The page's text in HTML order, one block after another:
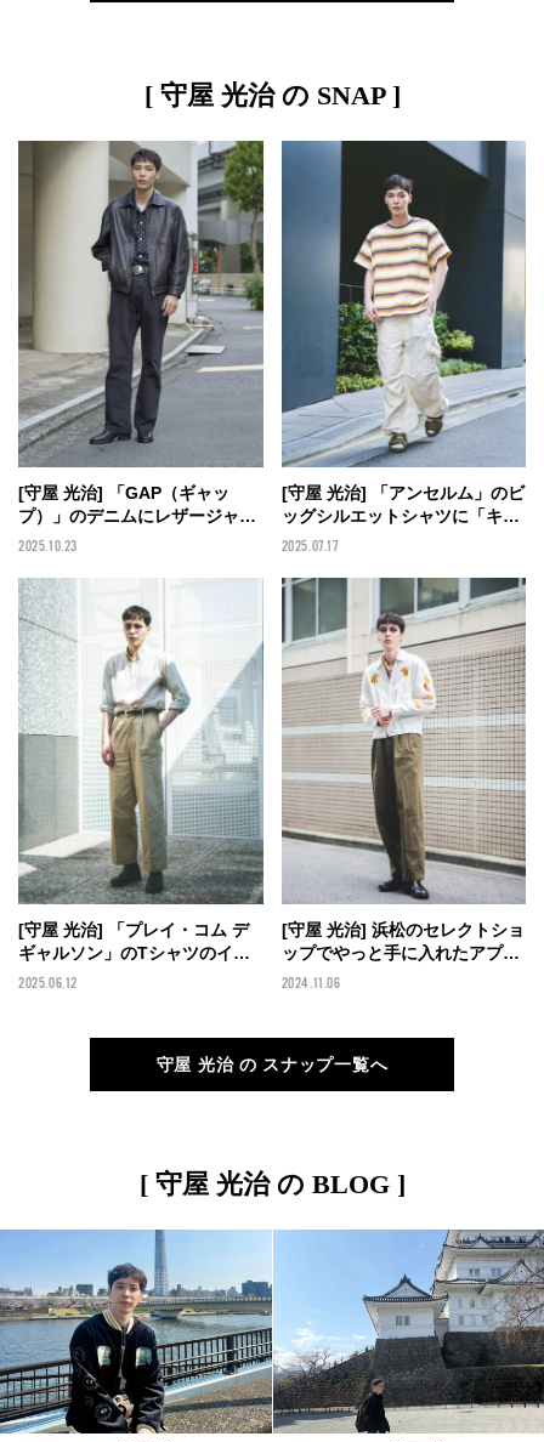
[ 守屋 光治 の SNAP ]
[守屋 光治] 「GAP（ギャッ
プ）」のデニムにレザージャケ
ット。定番オールブラックに流
ンズノンノモデルの私服スナッ
プ】
2025.10.23
[守屋 光治] 「アンセルム」のビ
ッグシルエットシャツに「キャ
バン」のサンダルでポップな抜
デルの私服スナップ】
2025.07.17
[守屋 光治] 「プレイ・コム デ
ギャルソン」のTシャツのイエ
ローを差し色に！ 愛用ブーツ
2025.06.12
[守屋 光治] 浜松のセレクトショ
ップでやっと手に入れたアプレ
ッセの即完チノパンが派手柄ス
2024.11.06
守屋 光治 の スナップ一覧へ
[ 守屋 光治 の BLOG ]